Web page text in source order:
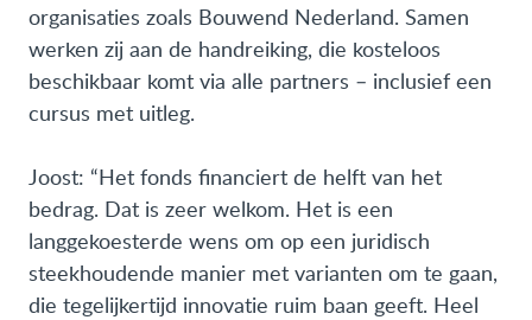
organisaties zoals Bouwend Nederland. Samen
werken zij aan de handreiking, die kosteloos
beschikbaar komt via alle partners – inclusief een
cursus met uitleg.
Joost: “Het fonds financiert de helft van het
bedrag. Dat is zeer welkom. Het is een
langgekoesterde wens om op een juridisch
steekhoudende manier met varianten om te gaan,
die tegelijkertijd innovatie ruim baan geeft. Heel